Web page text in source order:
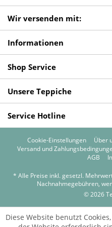
Wir versenden mit:
Informationen
Shop Service
Unsere Teppiche
Service Hotline
Cookie-Einstellungen Über
Versand und
AGB
* Alle Preise inkl. gesetzl.
Nachnahmegebühren,
© 2026
Diese Website benutzt